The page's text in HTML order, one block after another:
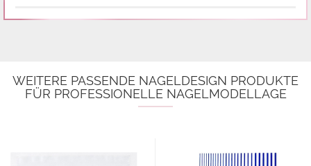
WEITERE PASSENDE NAGELDESIGN PRODUKTE
FÜR PROFESSIONELLE NAGELMODELLAGE